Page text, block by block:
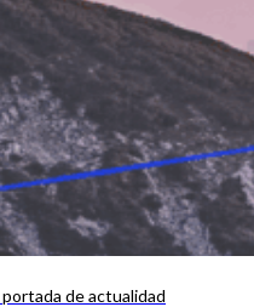
de actualidad